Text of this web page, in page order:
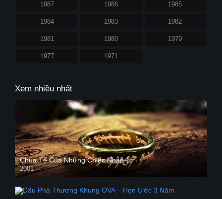
1987 1986 1985
1984 1983 1982
1981 1980 1979
1977 1971
Xem nhiều nhất
Chúa Tể Của Những Chiếc Nhẫn 1
2001